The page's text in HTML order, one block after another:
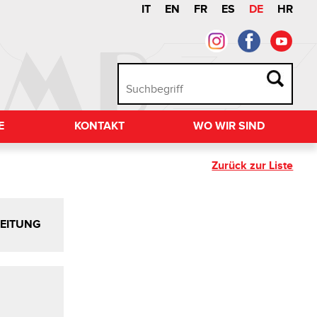
IT EN FR ES DE HR
KONTAKT WO WIR SIND
Zurück zur Liste